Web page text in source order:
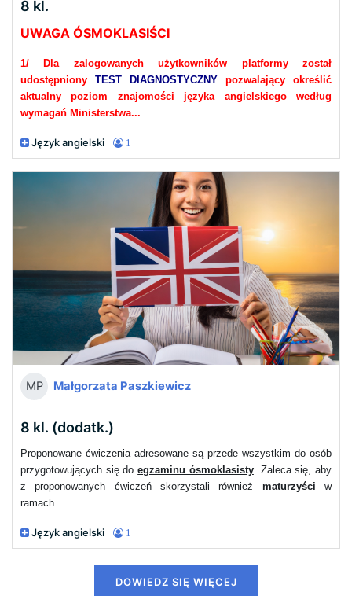
8 kl.
UWAGA ÓSMOKLASIŚCI
1/ Dla zalogowanych użytkowników platformy został
udostępniony TEST DIAGNOSTYCZNY pozwalający określić
aktualny poziom znajomości języka angielskiego według
wymagań Ministerstwa...
Język angielski 1
MP Małgorzata Paszkiewicz
8 kl. (dodatk.)
Proponowane ćwiczenia adresowane są przede wszystkim do osób
przygotowujących się doegzaminu ósmoklasisty. Zaleca się, aby
z proponowanych ćwiczeń skorzystali również maturzyści w
ramach ...
Język angielski 1
DOWIEDZ SIĘ WIĘCEJ